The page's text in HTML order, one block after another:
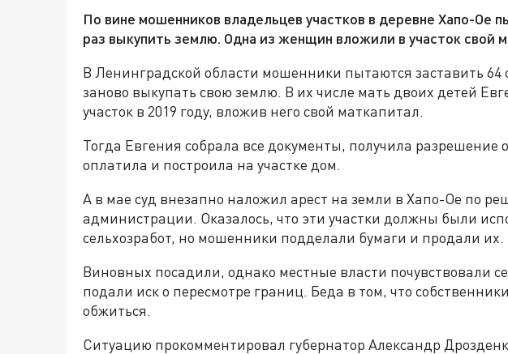
По вине мошенников владельцев участков в деревне Хапо-Ое
раз выкупить землю. Одна из женщин вложили в участок свой
В Ленинградской области мошенники пытаются заставить 64
заново выкупать свою землю. В их числе мать двоих детей
участок в 2019 году, вложив него свой маткапитал.
Тогда Евгения собрала все документы, получила разрешение
оплатила и построила на участке дом.
А в мае суд внезапно наложил арест на земли в Хапо-Ое по
администрации. Оказалось, что эти участки должны были
сельхозработ, но мошенники подделали бумаги и продали их.
Виновных посадили, однако местные власти почувствовали
подали иск о пересмотре границ. Беда в том, что
обжиться.
Ситуацию прокомментировал губернатор Александр